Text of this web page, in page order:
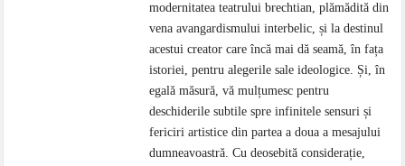
modernitatea teatrului brechtian, plămădită din
vena avangardismului interbelic, și la destinul
acestui creator care încă mai dă seamă, în fața
istoriei, pentru alegerile sale ideologice. Și, în
egală măsură, vă mulțumesc pentru
deschiderile subtile spre infinitele sensuri și
fericiri artistice din partea a doua a mesajului
dumneavoastră. Cu deosebită considerație,